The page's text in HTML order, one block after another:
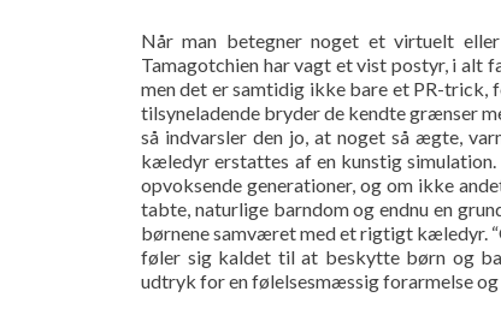
Når man betegner noget et virtuelt
Tamagotchien har vagt et vist postyr, i alt
men det er samtidig ikke bare et PR-trick,
tilsyneladende bryder de kendte grænser
så indvarsler den jo, at noget så ægte,
kæledyr erstattes af en kunstig
opvoksende generationer, og om ikke
tabte, naturlige barndom og endnu en
børnene samværet med et rigtigt kæledyr.
føler sig kaldet til at beskytte børn og
udtryk for en følelsesmæssig forarmelse